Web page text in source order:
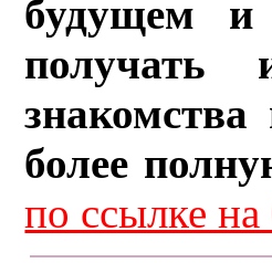
будущем и
получать
более
по ссылке